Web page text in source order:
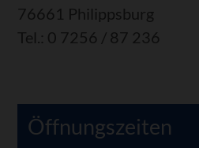
76661 Philippsburg
Tel.: 0 7256 / 87 236
Öffnungszeiten